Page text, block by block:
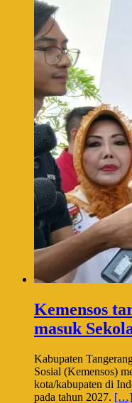
Kemensos
masuk
Kabupaten
Sosial (Kemensos)
kota/kabupaten di
pada tahun 2027. […]